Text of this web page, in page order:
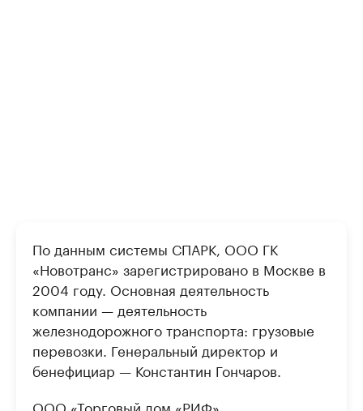
По данным системы СПАРК, ООО ГК
«Новотранс» зарегистрировано в Москве в
2004 году. Основная деятельность
компании — деятельность
железнодорожного транспорта: грузовые
перевозки. Генеральный директор и
бенефициар — Константин Гончаров.
ООО «Торговый дом «РИФ»